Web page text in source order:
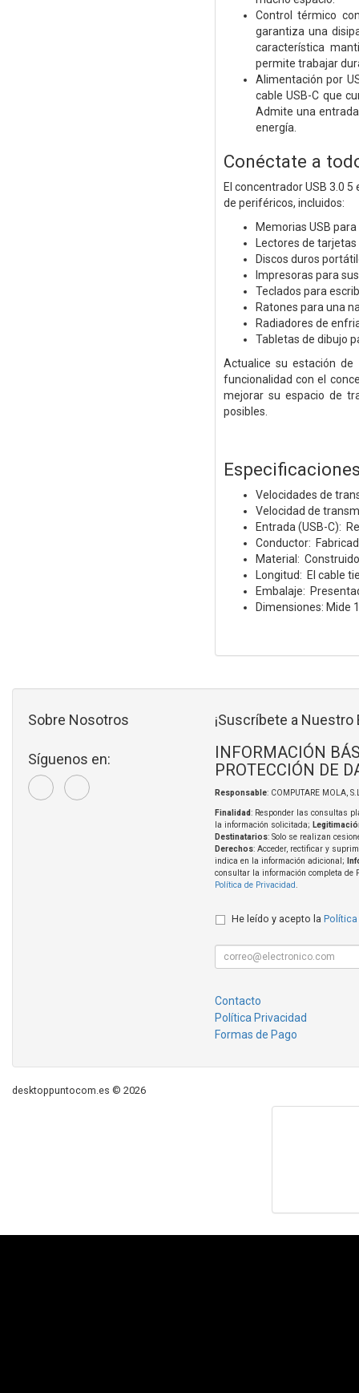
Control térmico
garantiza una
característica
permite trabajar
Alimentación por
cable USB-C que
Admite una
energía.
Conéctate a
El concentrador USB 3.0
de periféricos, incluidos:
Memorias USB
Lectores de
Discos duros
Impresoras para
Teclados para
Ratones para una
Radiadores de
Tabletas de dibujo
Actualice su estación
funcionalidad con el
mejorar su espacio de
posibles.
Velocidades de
Velocidad de
Entrada (USB-C):
Conductor:
Material:
Longitud: El cable
Embalaje:
Dimensiones: Mide
Sobre Nosotros
Síguenos en:
¡Suscríbete a Nuestro
INFORMACIÓN
PROTECCIÓN DE
Responsable: COMPUTARE MOLA,
Finalidad: Responder las consultas
la información solicitada;
Destinatarios: Solo se realizan
Derechos: Acceder, rectificar y
indica en la información adicional;
consultar la información completa de
Política de Privacidad
He leído y acepto la Política
Contacto
Política Privacidad
Formas de Pago
desktoppuntocom.es © 2026